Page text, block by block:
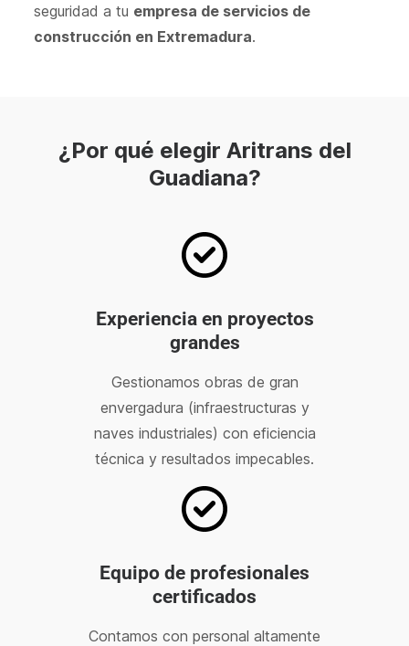
seguridad a tu empresa de servicios de
construcción en Extremadura.
¿Por qué elegir Aritrans del
Guadiana?
Experiencia en proyectos
grandes
Gestionamos obras de gran
envergadura (infraestructuras y
naves industriales) con eficiencia
técnica y resultados impecables.
Equipo de profesionales
certificados
Contamos con personal altamente